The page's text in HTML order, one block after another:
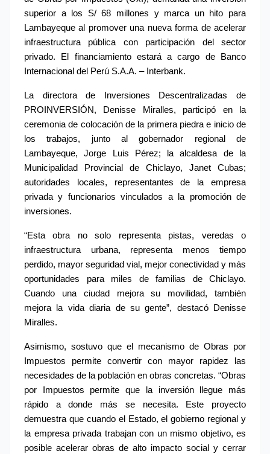
superior a los S/ 68 millones y marca un hito para
Lambayeque al promover una nueva forma de acelerar
infraestructura pública con participación del sector
privado. El financiamiento estará a cargo de Banco
Internacional del Perú S.A.A. – Interbank.
La directora de Inversiones Descentralizadas de
PROINVERSIÓN, Denisse Miralles, participó en la
ceremonia de colocación de la primera piedra e inicio de
los trabajos, junto al gobernador regional de
Lambayeque, Jorge Luis Pérez; la alcaldesa de la
Municipalidad Provincial de Chiclayo, Janet Cubas;
autoridades locales, representantes de la empresa
privada y funcionarios vinculados a la promoción de
inversiones.
“Esta obra no solo representa pistas, veredas o
infraestructura urbana, representa menos tiempo
perdido, mayor seguridad vial, mejor conectividad y más
oportunidades para miles de familias de Chiclayo.
Cuando una ciudad mejora su movilidad, también
mejora la vida diaria de su gente”, destacó Denisse
Miralles.
Asimismo, sostuvo que el mecanismo de Obras por
Impuestos permite convertir con mayor rapidez las
necesidades de la población en obras concretas. “Obras
por Impuestos permite que la inversión llegue más
rápido a donde más se necesita. Este proyecto
demuestra que cuando el Estado, el gobierno regional y
la empresa privada trabajan con un mismo objetivo, es
posible acelerar obras de alto impacto social y cerrar